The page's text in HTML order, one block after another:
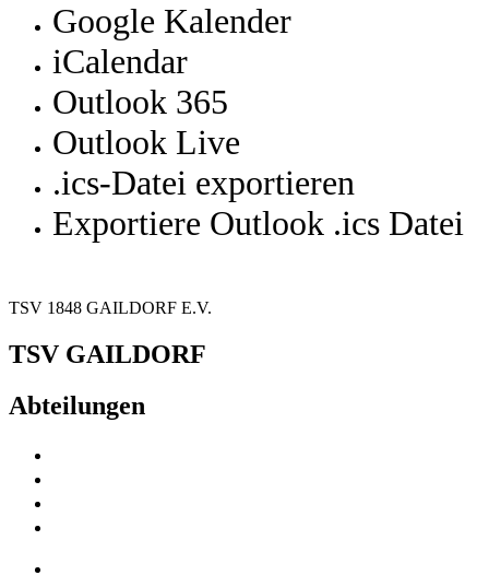
Google Kalender
iCalendar
Outlook 365
Outlook Live
.ics-Datei exportieren
Exportiere Outlook .ics Datei
TSV 1848 GAILDORF E.V.
TSV GAILDORF
Abteilungen